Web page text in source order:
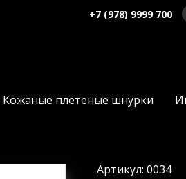
+7 (978) 9999 700
Кожаные плетеные шнурки
Артикул: 0034